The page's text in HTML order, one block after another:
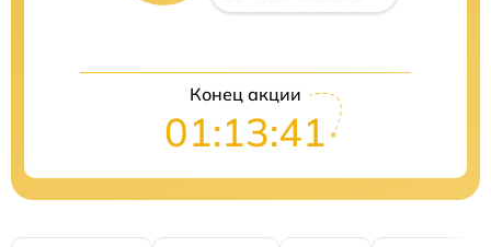
Конец акции
01:13:41